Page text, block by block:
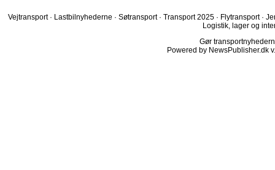
Vejtransport · Lastbilnyhederne · Søtransport · Transport 2025 · Flytransport ·
Logistik, lager og
Gør
Powered by NewsPublisher.dk